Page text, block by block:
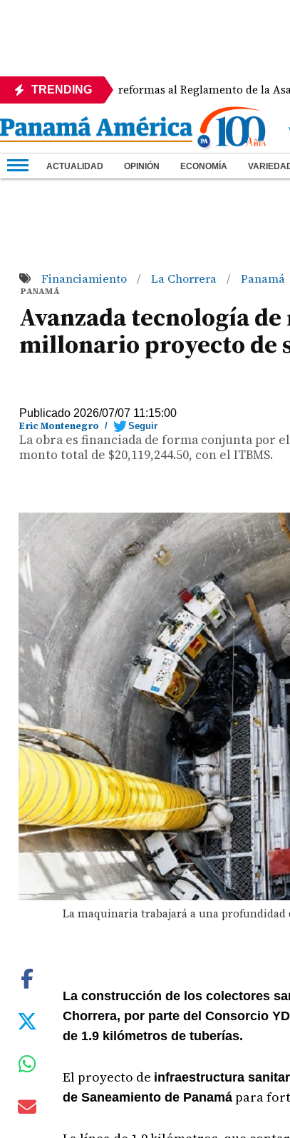
TRENDING
rechaza reformas al Reglamento de la Asamblea
ACTUALIDAD OPINIÓN ECONOMÍA
Financiamiento / La Chorrera / Panamá
PANAMÁ
Avanzada tecnología
millonario proyecto de
Publicado 2026/07/07 11:15:00
Eric Montenegro / Seguir
La obra es financiada de forma conjunta por
monto total de $20,119,244.50, con el ITBMS.
La maquinaria trabajará a una
La construcción de los colectores
Chorrera, por parte del Consorcio
de 1.9 kilómetros de tuberías.
El proyecto de infraestructura
de Saneamiento de Panamá para